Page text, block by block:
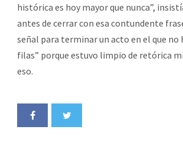
histórica es hoy mayor que nunca”,
antes de cerrar con esa contundente
señal para terminar un acto en el que no
filas” porque estuvo limpio de retórica
eso.